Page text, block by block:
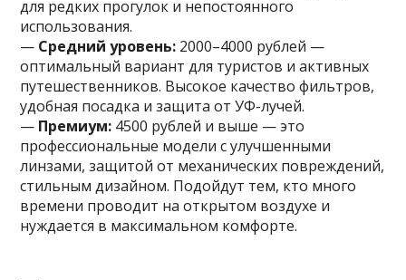
для редких прогулок и непостоянного
использования.
— Средний уровень: 2000–4000 рублей —
оптимальный вариант для туристов и активных
путешественников. Высокое качество фильтров,
удобная посадка и защита от УФ-лучей.
— Премиум: 4500 рублей и выше — это
профессиональные модели с улучшенными
линзами, защитой от механических повреждений,
стильным дизайном. Подойдут тем, кто много
времени проводит на открытом воздухе и
нуждается в максимальном комфорте.